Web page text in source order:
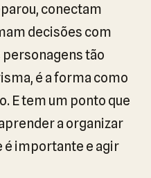
conectam
decisões com
personagens tão
é a forma como
E tem um ponto que
a organizar
é importante e agir